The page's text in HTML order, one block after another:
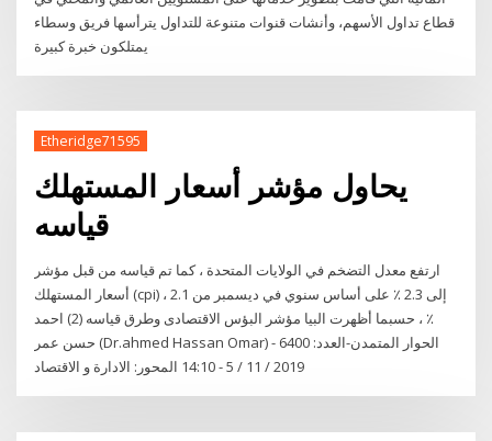
قطاع تداول الأسهم، وأنشات قنوات متنوعة للتداول يترأسها فريق وسطاء
يمتلكون خبرة كبيرة
Etheridge71595
يحاول مؤشر أسعار المستهلك
قياسه
ارتفع معدل التضخم في الولايات المتحدة ، كما تم قياسه من قبل مؤشر
أسعار المستهلك (cpi) ، إلى 2.3 ٪ على أساس سنوي في ديسمبر من 2.1
٪ ، حسبما أظهرت البيا مؤشر البؤس الاقتصادى وطرق قياسه (2) احمد
حسن عمر (Dr.ahmed Hassan Omar) الحوار المتمدن-العدد: 6400 -
2019 / 11 / 5 - 14:10 المحور: الادارة و الاقتصاد